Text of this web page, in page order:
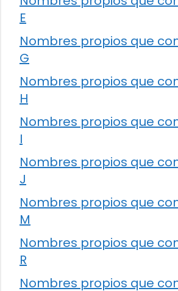
E
Nombres propios que
G
Nombres propios que
H
Nombres propios que
I
Nombres propios que
J
Nombres propios que
M
Nombres propios que
R
Nombres propios que